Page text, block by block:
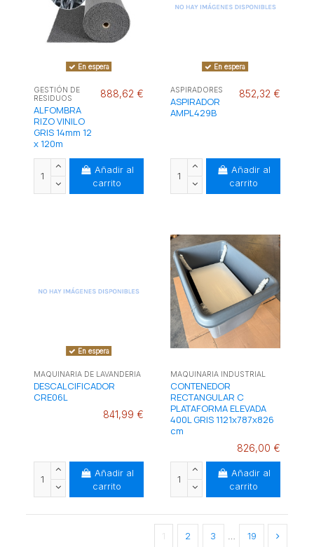
En espera
GESTIÓN DE
RESIDUOS
ALFOMBRA
RIZO VINILO
GRIS 14mm 12
x 120m
888,62 €
Añadir al
carrito
En espera
ASPIRADORES
ASPIRADOR
AMPL429B
852,32 €
Añadir al
carrito
En espera
MAQUINARIA DE LAVANDERIA
DESCALCIFICADOR
CRE06L
841,99 €
Añadir al
carrito
MAQUINARIA INDUSTRIAL
CONTENEDOR
RECTANGULAR C
PLATAFORMA ELEVADA
400L GRIS 1121x787x826
cm
826,00 €
Añadir al
carrito
1 2 3 19